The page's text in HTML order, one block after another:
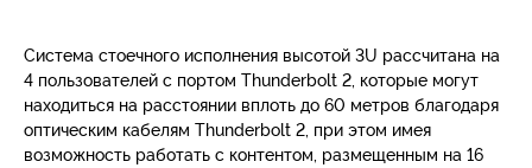
Система стоечного исполнения высотой 3U рассчитана на
4 пользователей с портом Thunderbolt 2, которые могут
находиться на расстоянии вплоть до 60 метров благодаря
оптическим кабелям Thunderbolt 2, при этом имея
возможность работать с контентом, размещенным на 16